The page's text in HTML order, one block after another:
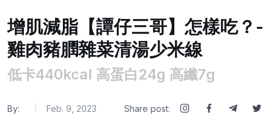
增肌減脂【譚仔三哥】怎樣吃？-
雞肉豬膶雜菜清湯少米線
低卡440kcal 高蛋白24g 高纖7g
By: Feb. 9, 2023 Share post: